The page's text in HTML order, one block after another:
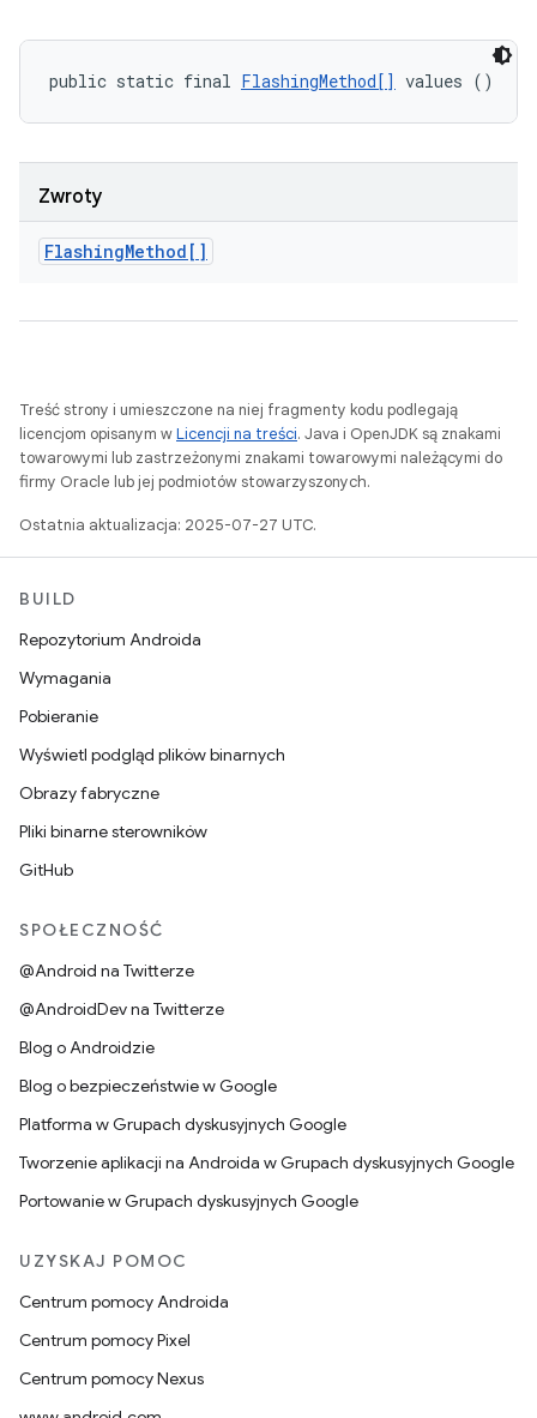
public static final FlashingMethod[] values ()
Zwroty
FlashingMethod[]
Treść strony i umieszczone na niej fragmenty kodu podlegają
licencjom opisanym wLicencji na treści. Java i OpenJDK są znakami
towarowymi lub zastrzeżonymi znakami towarowymi należącymi do
firmy Oracle lub jej podmiotów stowarzyszonych.
Ostatnia aktualizacja: 2025-07-27 UTC.
BUILD
Repozytorium Androida
Wymagania
Pobieranie
Wyświetl podgląd plików binarnych
Obrazy fabryczne
Pliki binarne sterowników
GitHub
SPOŁECZNOŚĆ
@Android na Twitterze
@AndroidDev na Twitterze
Blog o Androidzie
Blog o bezpieczeństwie w Google
Platforma w Grupach dyskusyjnych Google
Tworzenie aplikacji na Androida w Grupach dyskusyjnych Google
Portowanie w Grupach dyskusyjnych Google
UZYSKAJ POMOC
Centrum pomocy Androida
Centrum pomocy Pixel
Centrum pomocy Nexus